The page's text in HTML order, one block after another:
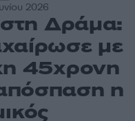
2026
στη Δράμα:
με
45χρονη
η